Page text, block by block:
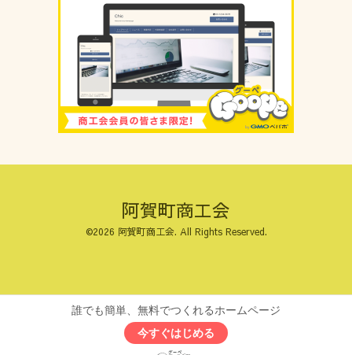
阿賀町商工会
©2026 阿賀町商工会. All Rights Reserved.
誰でも簡単、無料でつくれるホームページ
今すぐはじめる